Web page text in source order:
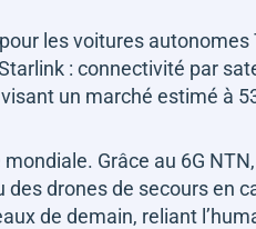
les voitures
: connectivité par
un marché estimé à
Grâce au 6G
drones de secours en
de demain, reliant